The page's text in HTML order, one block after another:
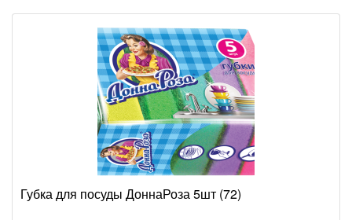
Губка для посуды ДоннаРоза 5шт (72)